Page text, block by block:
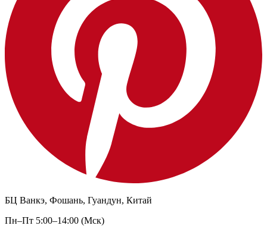
БЦ Ванкэ, Фошань, Гуандун, Китай
Пн–Пт 5:00–14:00 (Мск)